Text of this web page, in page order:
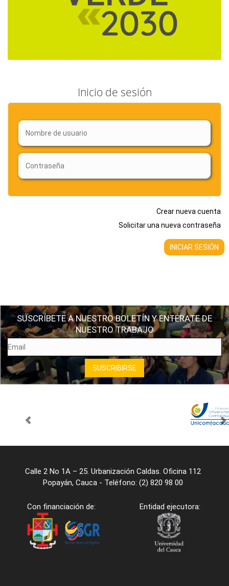
Inicio de sesión
Crear nueva cuenta
Solicitar una nueva contraseña
SUSCRÍBETE A NUESTRO BOLETÍN Y ENTÉRATE DE
NUESTRO TRABAJO
Calle 2 No 1A – 25. Urbanización Caldas. Oficina 112
Popayán, Cauca - Teléfono: (2) 820 98 00
Con financiación de: Entidad ejecutora: